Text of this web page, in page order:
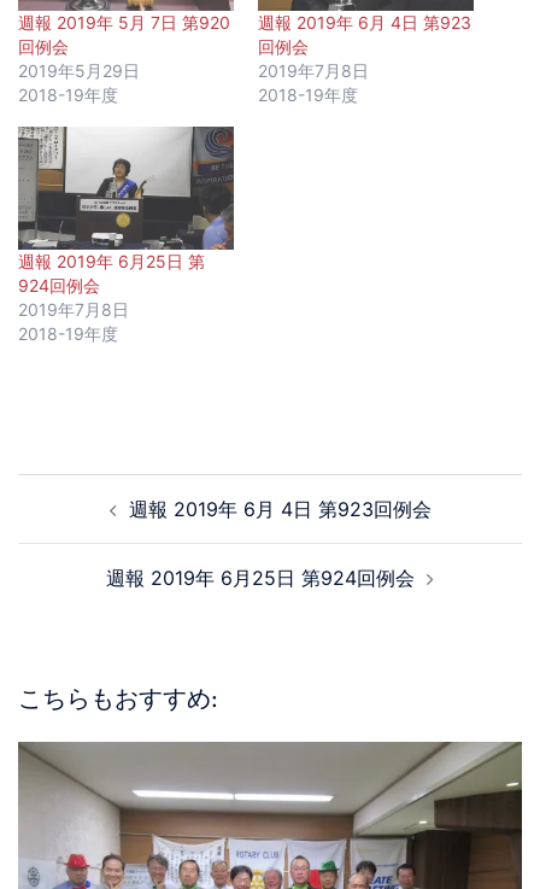
週報 2019年 5月 7日 第920
回例会
2019年5月29日
2018-19年度
週報 2019年 6月 4日 第923
回例会
2019年7月8日
2018-19年度
週報 2019年 6月25日 第
924回例会
2019年7月8日
2018-19年度
週報 2019年 6月 4日 第923回例会
週報 2019年 6月25日 第924回例会
こちらもおすすめ: